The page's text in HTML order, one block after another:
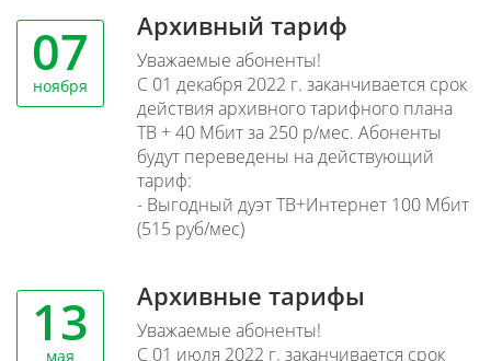
07
ноября
Архивный тариф
Уважаемые абоненты!
С 01 декабря 2022 г. заканчивается срок
действия архивного тарифного плана
ТВ + 40 Мбит за 250 р/мес. Абоненты
будут переведены на действующий
тариф:
- Выгодный дуэт ТВ+Интернет 100 Мбит
(515 руб/мес)
13
мая
Архивные тарифы
Уважаемые абоненты!
С 01 июля 2022 г. заканчивается срок